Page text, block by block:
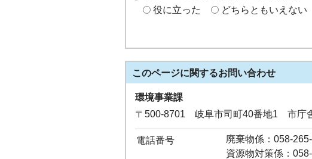
役に立った
どちらともいえない
このページに関するお問い合わせ
環境事業課
〒500-8701 岐阜市司町40番地1 市庁
電話番号
廃棄物係：058-
資源物対策係：